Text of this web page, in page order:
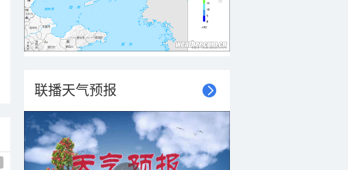
联播天气预报